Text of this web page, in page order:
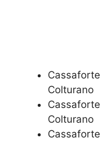
Colturano
Colturano